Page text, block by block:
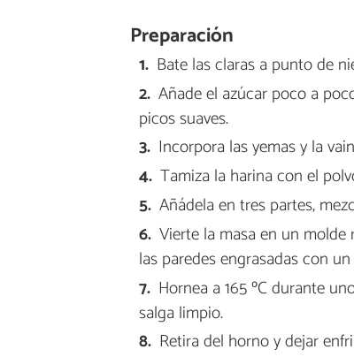
Preparación
Bate las claras a punto de
Añade el azúcar poco a
picos suaves.
Incorpora las yemas y la
Tamiza la harina con el
Añádela en tres partes,
Vierte la masa en un
las paredes engrasadas con
Hornea a 165 ºC durante
salga limpio.
Retira del horno y dejar